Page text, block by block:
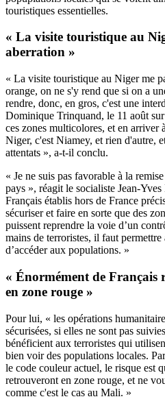
touristiques essentielles.
« La visite touristique au
aberration »
« La visite touristique au Niger me
orange, on ne s'y rend que si on a
rendre, donc, en gros, c'est une
Dominique Trinquand, le 11 août
ces zones multicolores, et en arriver
Niger, c'est Niamey, et rien d'autre,
attentats », a-t-il conclu.
« Je ne suis pas favorable à la
pays », réagit le socialiste Jean-
Français établis hors de France
sécuriser et faire en sorte que des
puissent reprendre la voie d’un
mains de terroristes, il faut
d’accéder aux populations. »
« Énormément de Français
en zone rouge »
Pour lui, « les opérations
sécurisées, si elles ne sont pas
bénéficient aux terroristes qui
bien voir des populations locales.
le code couleur actuel, le risque est
retrouveront en zone rouge, et ne
comme c'est le cas au Mali. »